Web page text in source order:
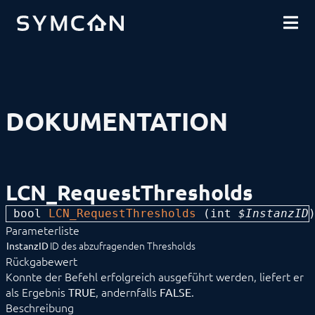
COMMUNITY
DOKUMENTATION
EINFÜHRUNG
INSTALLATION
MODULREFERENZ
Geräte
ALLNET
BACnet
Catan
digitalSTROM
DMX / ArtNet
EgiGeoZone
ekey
ekey bionyx
EnOcean
LCN_RequestThresholds
bool LCN_RequestThresholds ( int $InstanzID
Parameterliste
InstanzIDID des abzufragenden Thresholds
Rückgabewert
Konnte der Befehl erfolgreich ausgeführt werden, liefert er
als Ergebnis TRUE, andernfalls FALSE.
Beschreibung